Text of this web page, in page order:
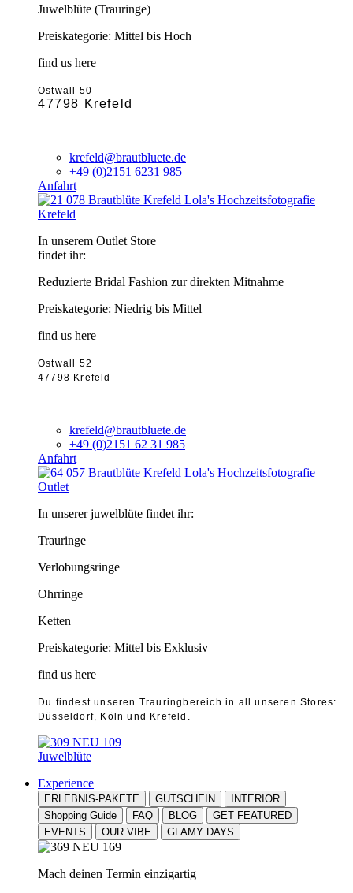
Juwelblüte (Trauringe)
Preiskategorie: Mittel bis Hoch
find us here
Ostwall 50
47798 Krefeld
krefeld@brautbluete.de
+49 (0)2151 6231 985
Anfahrt
Krefeld
In unserem Outlet Store
findet ihr:
Reduzierte Bridal Fashion zur direkten Mitnahme
Preiskategorie: Niedrig bis Mittel
find us here
Ostwall 52
47798 Krefeld
krefeld@brautbluete.de
+49 (0)2151 62 31 985
Anfahrt
Outlet
In unserer juwelblüte findet ihr:
Trauringe
Verlobungsringe
Ohrringe
Ketten
Preiskategorie: Mittel bis Exklusiv
find us here
Du findest unseren Trauringbereich in all unseren Stores:
Düsseldorf, Köln und Krefeld.
Juwelblüte
Experience
ERLEBNIS-PAKETE GUTSCHEIN
INTERIOR
Shopping Guide
FAQ BLOG
GET FEATURED
EVENTS
OUR VIBE GLAMY DAYS
Mach deinen Termin einzigartig